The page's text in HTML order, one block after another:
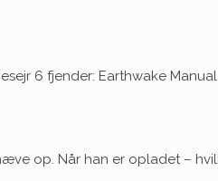
6 fjender: Earthwake
op. Når han er opladet –